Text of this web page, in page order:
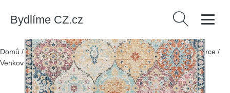
Bydlíme CZ.cz Vyhledávání
Domů /Produkty/> Zahrada > Zahradní textil > Venkovní koberce /
Venkovní koberec 200x290 cm Luna – Universal